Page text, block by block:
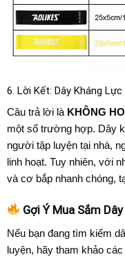
6. Lời Kết: Dây Kháng
Câu trả lời là KHÔNG
một số trường hợp. Dây
người tập luyện tại nhà,
linh hoạt. Tuy nhiên, với
và cơ bắp nhanh chóng,
Gợi Ý Mua Sắm
Nếu bạn đang tìm kiếm
luyện, hãy tham khảo